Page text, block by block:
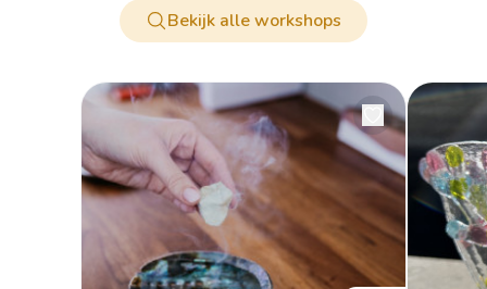
Bekijk alle workshops